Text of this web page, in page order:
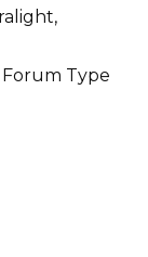
Type